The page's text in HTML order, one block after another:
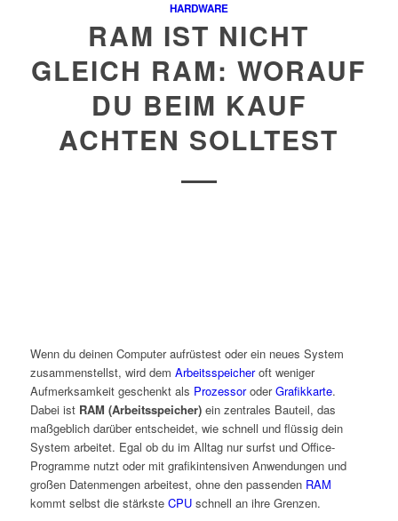
HARDWARE
RAM IST NICHT
GLEICH RAM: WORAUF
DU BEIM KAUF
ACHTEN SOLLTEST
Wenn du deinen Computer aufrüstest oder ein neues System
zusammenstellst, wird dem Arbeitsspeicheroft weniger
Aufmerksamkeit geschenkt als ProzessoroderGrafikkarte.
Dabei ist RAM (Arbeitsspeicher)ein zentrales Bauteil, das
maßgeblich darüber entscheidet, wie schnell und flüssig dein
System arbeitet. Egal ob du im Alltag nur surfst und Office-
Programme nutzt oder mit grafikintensiven Anwendungen und
großen Datenmengen arbeitest, ohne den passenden RAM
kommt selbst die stärkste CPUschnell an ihre Grenzen.